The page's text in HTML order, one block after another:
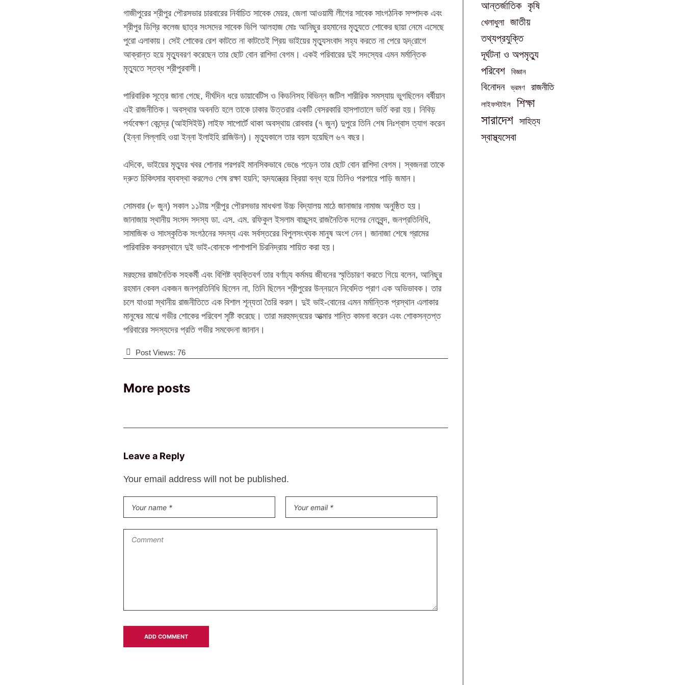
‎​গাজীপুরের শ্রীপুর পৌরসভার চারবারের নির্বাচিত সাবেক মেয়র, জেলা আওয়ামী লীগের সাবেক সাংগঠনিক সম্পাদক এবং
শ্রীপুর ডিগ্রি কলেজ ছাত্র সংসদের সাবেক ভিপি আলহাজ মোঃ আনিছুর রহমানের মৃত্যুতে শোকের ছায়া নেমে এসেছে
পুরো এলাকায়। সেই শোকের রেশ কাটতে না কাটতেই প্রিয় ভাইয়ের মৃত্যুসংবাদ সহ্য করতে না পেরে হৃদ্‌রোগে
আক্রান্ত হয়ে মৃত্যুবরণ করেছেন তার ছোট বোন রাশিদা বেগম। একই পরিবারের দুই সদস্যের এমন মর্মান্তিক
মৃত্যুতে স্তব্ধ শ্রীপুরবাসী।
‎পারিবারিক সূত্রে জানা গেছে, দীর্ঘদিন ধরে ডায়াবেটিস ও কিডনিসহ বিভিন্ন জটিল শারীরিক সমস্যায় ভুগছিলেন বর্ষীয়ান
এই রাজনীতিক। অবস্থার অবনতি হলে তাকে ঢাকার উত্তরার একটি বেসরকারি হাসপাতালে ভর্তি করা হয়। নিবিড়
পর্যবেক্ষণ কেন্দ্রে (আইসিইউ) লাইফ সাপোর্টে থাকা অবস্থায় রোববার (৭ জুন) দুপুরে তিনি শেষ নিঃশ্বাস ত্যাগ করেন
(ইন্না লিল্লাহি ওয়া ইন্না ইলাইহি রাজিউন)। মৃত্যুকালে তার বয়স হয়েছিল ৬৭ বছর।
‎​এদিকে, ভাইয়ের মৃত্যুর খবর শোনার পরপরই মানসিকভাবে ভেঙে পড়েন তার ছোট বোন রাশিদা বেগম। স্বজনরা তাকে
দ্রুত চিকিৎসার ব্যবস্থা করলেও শেষ রক্ষা হয়নি; হৃদযন্ত্রের ক্রিয়া বন্ধ হয়ে তিনিও পরপারে পাড়ি জমান।
‎সোমবার (৮ জুন) সকাল ১১টায় শ্রীপুর পৌরসভার মাধখলা উচ্চ বিদ্যালয় মাঠে জানাজার নামাজ অনুষ্ঠিত হয়।
জানাজায় স্থানীয় সংসদ সদস্য ডা. এস. এম. রফিকুল ইসলাম বাচ্চুসহ রাজনৈতিক দলের নেতৃবৃন্দ, জনপ্রতিনিধি,
সামাজিক ও সাংস্কৃতিক সংগঠনের সদস্য এবং সর্বস্তরের বিপুলসংখ্যক মানুষ অংশ নেন। জানাজা শেষে গ্রামের
পারিবারিক কবরস্থানে দুই ভাই-বোনকে পাশাপাশি চিরনিদ্রায় শায়িত করা হয়।
‎মরহুমের রাজনৈতিক সহকর্মী এবং বিশিষ্ট ব্যক্তিবর্গ তার বর্ণাঢ্য কর্মময় জীবনের স্মৃতিচারণ করতে গিয়ে বলেন, আনিছুর
রহমান কেবল একজন জনপ্রতিনিধি ছিলেন না, তিনি ছিলেন শ্রীপুরের উন্নয়নে নিবেদিত প্রাণ এক অভিভাবক। তার
চলে যাওয়া স্থানীয় রাজনীতিতে এক বিশাল শূন্যতা তৈরি করল। দুই ভাই-বোনের এমন মর্মান্তিক প্রস্থান এলাকার
মানুষের মাঝে গভীর শোকের পরিবেশ সৃষ্টি করেছে। তারা মরহুমদ্বয়ের আত্মার শান্তি কামনা করেন এবং শোকসন্তপ্ত
পরিবারের সদস্যদের প্রতি গভীর সমবেদনা জানান।
Post Views: 76
More posts
Leave a Reply
Your email address will not be published.
আন্তর্জাতিক কৃষি
খেলাধুলা জাতীয়
তথ্যপ্রযুক্তি
দূর্ঘটনা ও অপমৃত্যু
পরিবেশ বিজ্ঞান
বিনোদন ভ্রমণ রাজনীতি
লাইফস্টাইল শিক্ষা
সারাদেশ সাহিত্য
স্বাস্থ্যসেবা